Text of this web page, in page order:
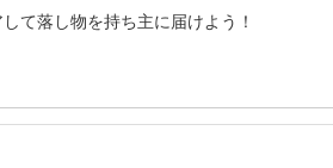
て落し物を持ち主に届けよう！